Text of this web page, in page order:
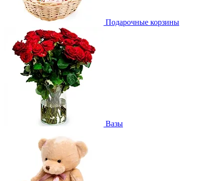
Подарочные корзины
Вазы